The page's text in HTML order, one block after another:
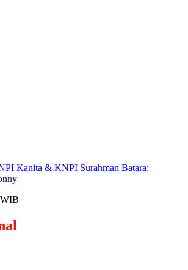
Kanita & KNPI Surahman Batara;